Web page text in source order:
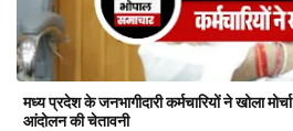
मध्य प्रदेश के जनभागीदारी कर्मचारियों ने खोला
आंदोलन की चेतावनी